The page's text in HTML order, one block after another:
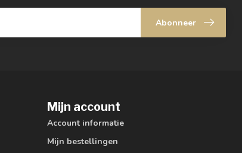
Abonneer
Mijn account
Account informatie
Mijn bestellingen